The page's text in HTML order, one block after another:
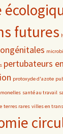
futures
pertubateurs
protoxyde d'azote
santé au travail
terres rares villes en